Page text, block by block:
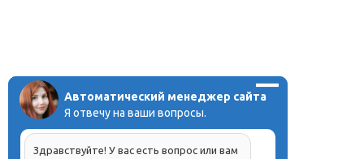
Автоматический менеджер сайта
Я отвечу на ваши вопросы.
Здравствуйте! У вас есть вопрос или вам